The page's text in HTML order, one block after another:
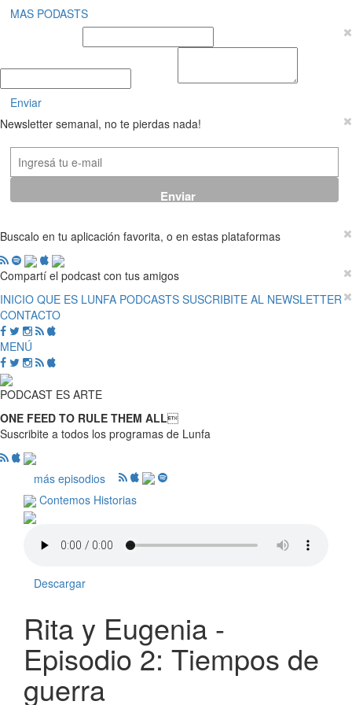
MAS PODASTS
Enviar
Newsletter semanal, no te pierdas nada!
Buscalo en tu aplicación favorita, o en estas plataformas
Compartí el podcast con tus amigos
INICIO QUE ES LUNFA PODCASTS SUSCRIBITE AL NEWSLETTER
CONTACTO
MENÚ
PODCAST ES ARTE
ONE FEED TO RULE THEM ALL
Suscribite a todos los programas de Lunfa
más episodios
Contemos Historias
Descargar
Rita y Eugenia -
Episodio 2: Tiempos de
guerra